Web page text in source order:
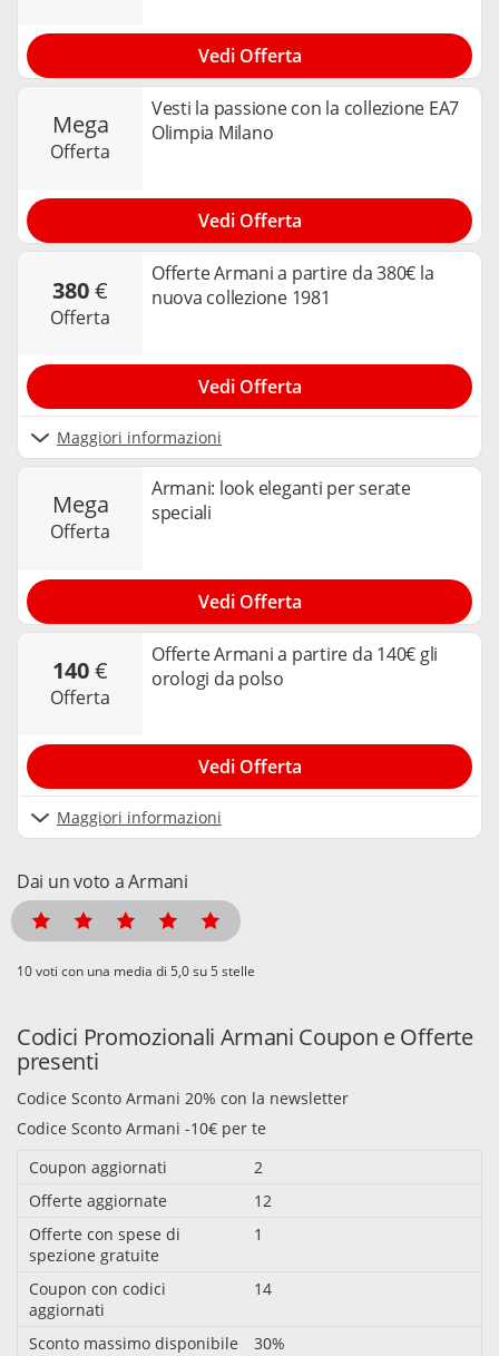
Vedi Offerta
mega
offerta
Vesti la passione con la collezione EA7
Olimpia Milano
Vedi Offerta
380€
offerta
Offerte Armani a partire da 380€ la
nuova collezione 1981
Maggiori informazioni
Vedi Offerta
mega
offerta
Armani: look eleganti per serate
speciali
Vedi Offerta
140€
offerta
Offerte Armani a partire da 140€ gli
orologi da polso
Maggiori informazioni
Vedi Offerta
Dai un voto a Armani
voti con una media di su 5 stelle
Codici Promozionali Armani Coupon e Offerte
presenti
Codice Sconto Armani 20% con la newsletter
Codice Sconto Armani -10€ per te
Coupon aggiornati
2
Offerte aggiornate
12
Offerte con spese di
spezione gratuite
1
Coupon con codici
aggiornati
14
Sconto massimo disponibile
30%